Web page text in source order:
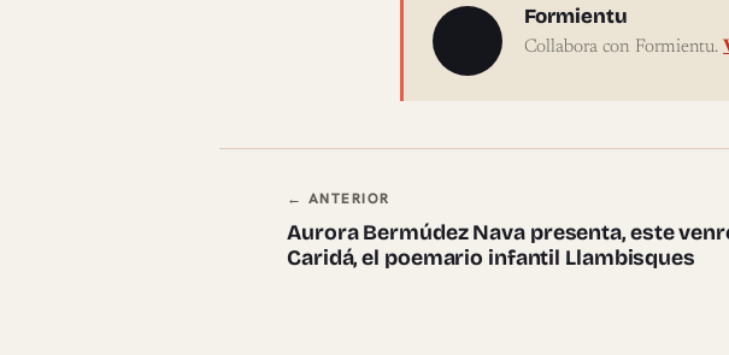
Sobre l'autor
Formientu
Collabora con Formientu.
Navegación ente pieces
← ANTERIOR
Aurora Bermúdez Nava presenta, este
Caridá, el poemario infantil Llambisques